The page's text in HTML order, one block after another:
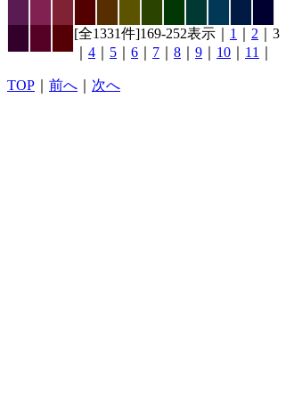
[全1331件]169-252表示｜ 1 2 ｜3
4 5 6 7 8 9 10 11
TOP 前へ 次へ